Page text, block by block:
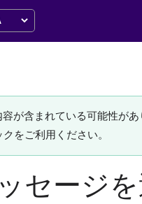
が含まれている可能性が
をご利用ください。
セージ